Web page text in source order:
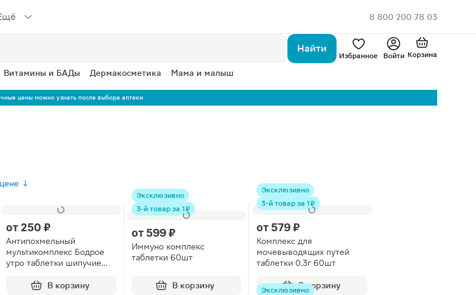
8 800 200 78 03
Найти
Избранное Войти Корзина
Витамины и БАДы Дермакосметика Мама и малыш
цены можно узнать после выбора аптеки
↓
от 250 ₽
Антипохмельный
мультикомплекс Бодрое
утро таблетки шипучие
В корзину
Эксклюзивно
3-й товар за 1 ₽
от599 ₽
Иммуно комплекс
таблетки 60шт
В корзину
Эксклюзивно
3-й товар за 1 ₽
от579 ₽
Комплекс для
мочевыводящих путей
таблетки 0.3г 60шт
В корзину
Эксклюзивно